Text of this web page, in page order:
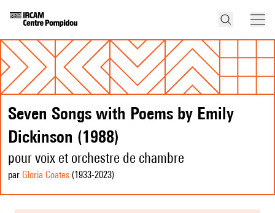
Seven Songs with Poems by Emily
Dickinson (1988)
pour voix et orchestre de chambre
par Gloria Coates (1933-2023)